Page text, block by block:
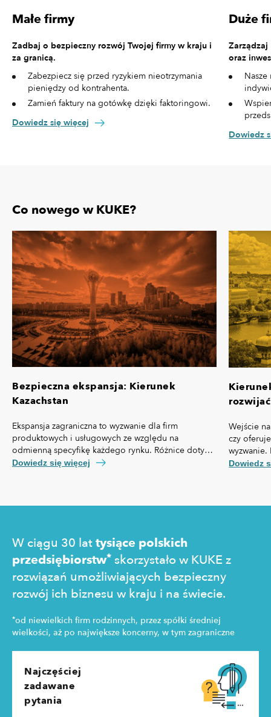
Małe firmy
Zadbaj o bezpieczny rozwój Twojej firmy w kraju i
za granicą.
Zabezpiecz się przed ryzykiem nieotrzymania
pieniędzy od kontrahenta.
Zamień faktury na gotówkę dzięki faktoringowi.
Dowiedz się więcej
Duże
oraz
Dowiedz
Co nowego w KUKE?
Bezpieczna ekspansja: Kierunek
Kazachstan
Ekspansja zagraniczna to wyzwanie dla firm
produktowych i usługowych ze względu na
odmienną specyfikę każdego rynku. Różnice dotyczą
nie tylko przepisów prawa czy technologii, ale też,
Dowiedz się więcej
Wejście
czy
własną
Dowiedz
W ciągu 30 lattysiące polskich
przedsiębiorstw* skorzystało w KUKE z
rozwiązań umożliwiających bezpieczny
rozwój ich biznesu w kraju i na świecie.
*od niewielkich firm rodzinnych, przez spółki średniej
wielkości, aż po największe koncerny, w tym zagraniczne
Najczęściej
zadawane
pytania